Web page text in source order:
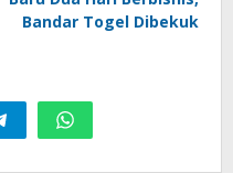
Bandar Togel Dibekuk